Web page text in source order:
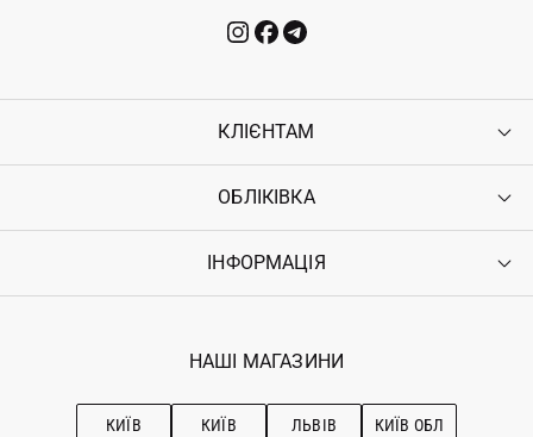
КЛІЄНТАМ
Контакти
Повернення
Гарантія
ОБЛІКІВКА
Увійти
Ostriv Club+
ІНФОРМАЦІЯ
Наші магазини
Рекомендації з догляду
НАШІ МАГАЗИНИ
КИЇВ КИЇВ ЛЬВІВ КИЇВ ОБЛ